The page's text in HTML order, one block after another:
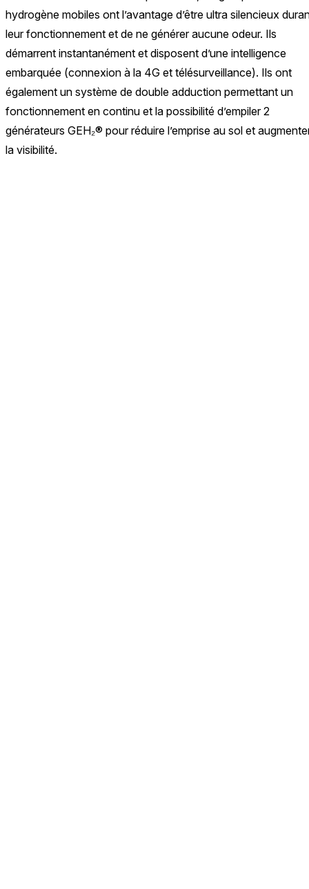
hydrogène mobiles ont l’avantage d’être ultra silencieux
leur fonctionnement et de ne générer aucune odeur. Ils
démarrent instantanément et disposent d’une intelligence
embarquée (connexion à la 4G et télésurveillance). Ils ont
également un système de double adduction permettant un
fonctionnement en continu et la possibilité d’empiler 2
générateurs GEH₂® pour réduire l’emprise au sol et
la visibilité.